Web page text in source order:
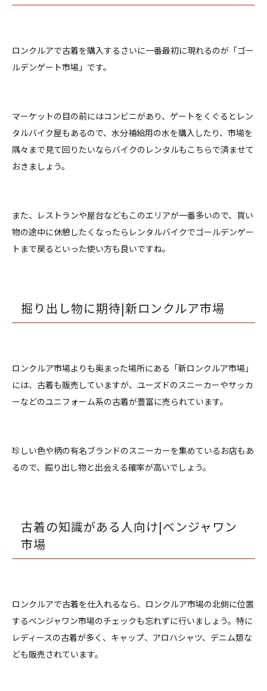
ロンクルアで古着を購入するさいに一番最初に現れるのが「ゴー
ルデンゲート市場」です。
マーケットの目の前にはコンビニがあり、ゲートをくぐるとレン
タルバイク屋もあるので、水分補給用の水を購入したり、市場を
隅々まで見て回りたいならバイクのレンタルもこちらで済ませて
おきましょう。
また、レストランや屋台などもこのエリアが一番多いので、買い
物の途中に休憩したくなったらレンタルバイクでゴールデンゲー
トまで戻るといった使い方も良いですね。
掘り出し物に期待|新ロンクルア市場
ロンクルア市場よりも奥まった場所にある「新ロンクルア市場」
には、古着も販売していますが、ユーズドのスニーカーやサッカ
ーなどのユニフォーム系の古着が豊富に売られています。
珍しい色や柄の有名ブランドのスニーカーを集めているお店もあ
るので、掘り出し物と出会える確率が高いでしょう。
古着の知識がある人向け|ベンジャワン
市場
ロンクルアで古着を仕入れるなら、ロンクルア市場の北側に位置
するベンジャワン市場のチェックも忘れずに行いましょう。特に
レディースの古着が多く、キャップ、アロハシャツ、デニム類な
ども販売されています。